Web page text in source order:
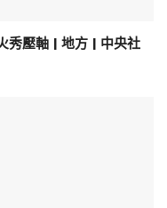
秀壓軸 | 地方 | 中央社